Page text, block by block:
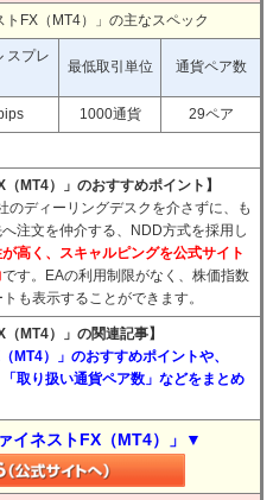
FX（MT4）」の主なスペック
スプレ
最低取引単位 通貨ペア数
1000通貨 29ペア
MT4）」のおすすめポイント】
のディーリングデスクを介さずに、も
注文を仲介する、NDD方式を採用し
高く、スキャルピングを公式サイト
です。EAの利用制限がなく、株価指数
も表示することができます。
MT4）」の関連記事】
MT4）」のおすすめポイントや、
取り扱い通貨ペア数」などをまとめ
イネストFX（MT4）」▼